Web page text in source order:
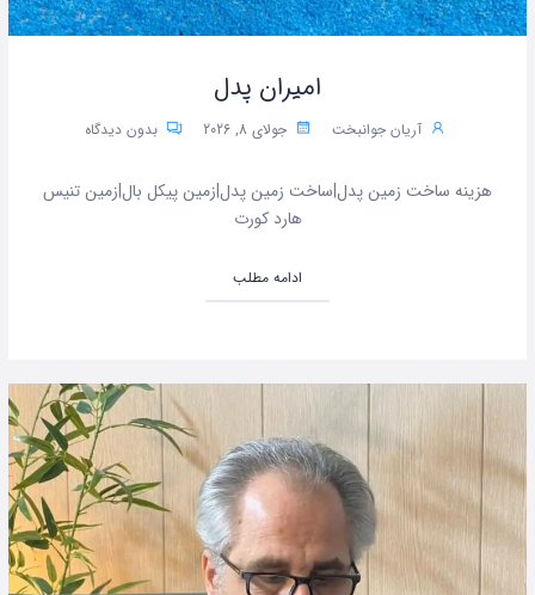
امیران پدل
آریان جوانبخت جولای 8, 2026 بدون دیدگاه
هزینه ساخت زمین پدل|ساخت زمین پدل|زمین پیکل بال|زمین تنیس
هارد کورت
ادامه مطلب